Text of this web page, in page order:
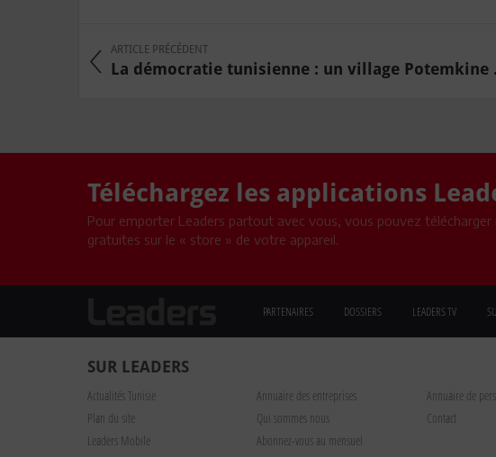
ARTICLE PRÉCÉDENT
La démocratie tunisienne : un village Potemkine
Téléchargez les applications
Pour emporter Leaders partout avec vous, vous pouvez télécharger
gratuites sur le « store » de votre appareil.
PARTENAIRES DOSSIERS LEADERS TV
SUR LEADERS
Actualités Tunisie Annuaire des entreprises
Annuaire de
Plan du site
Qui sommes nous
Contact
Leaders Mobile
Abonnez-vous au mensuel